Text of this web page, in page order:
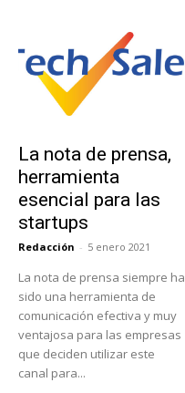
La nota de prensa,
herramienta
esencial para las
startups
Redacción - 5 enero 2021
La nota de prensa siempre ha
sido una herramienta de
comunicación efectiva y muy
ventajosa para las empresas
que deciden utilizar este
canal para...